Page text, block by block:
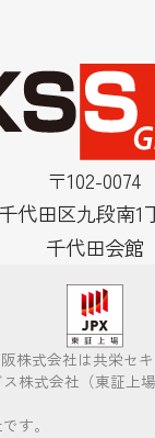
〒102-0074
代田区九段南1
千代田会館
株式会社は共栄セ
株式会社（東証上
す。